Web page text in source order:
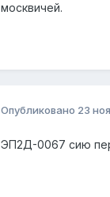
москвичей.
Опубликовано 23
ЭП2Д-0067 сию